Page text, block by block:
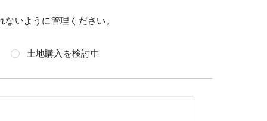
いように管理ください。
土地購入を検討中